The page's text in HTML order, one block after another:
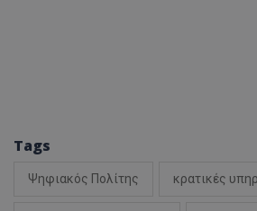
Tags
Ψηφιακός Πολίτης κρατικές